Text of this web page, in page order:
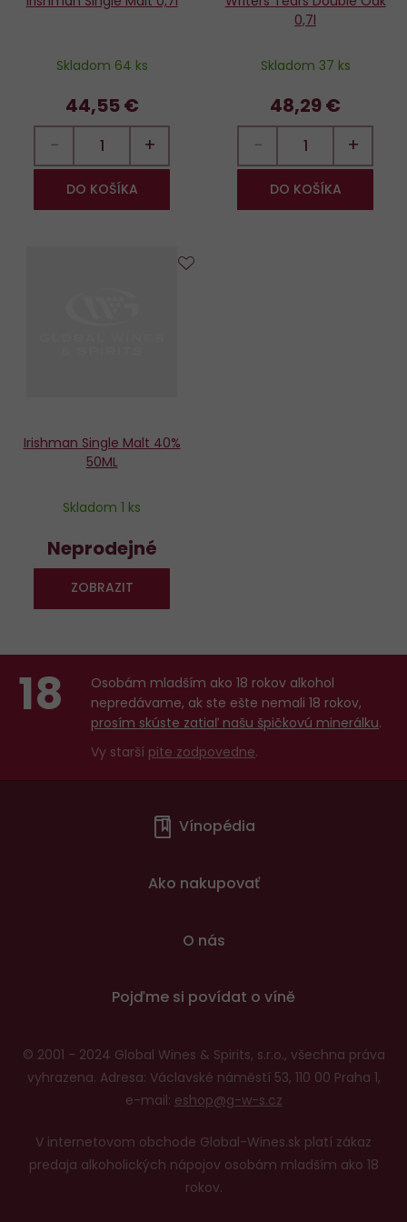
Skladom 64 ks
44,55 €
− +
DO KOŠÍKA
0,7l
Skladom 37 ks
48,29 €
− +
DO KOŠÍKA
Irishman Single Malt 40%
50ML
Skladom 1 ks
Neprodejné
ZOBRAZIT
18
Osobám mladším ako 18 rokov alkohol
nepredávame, ak ste ešte nemali 18 rokov,
prosím skúste zatiaľ našu špičkovú minerálku.
Vy starší pite zodpovedne.
Vínopédia
Ako nakupovať
O nás
Pojďme si povídat o víně
© 2001 - 2024 Global Wines & Spirits, s.r.o., všechna práva
vyhrazena. Adresa: Václavské náměstí 53, 110 00 Praha 1,
e-mail: eshop@g-w-s.cz
V internetovom obchode Global-Wines.sk platí zákaz
predaja alkoholických nápojov osobám mladším ako 18
rokov.